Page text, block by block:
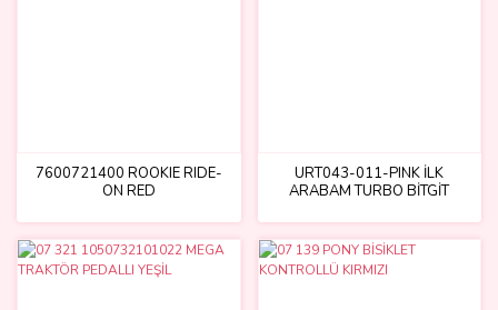
7600721400 ROOKIE RIDE-
ON RED
URT043-011-PINK İLK
ARABAM TURBO BİTGİT